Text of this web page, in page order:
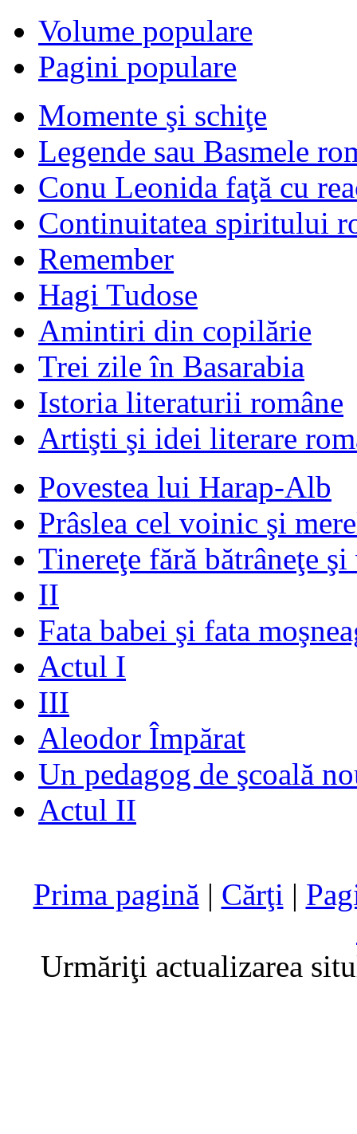
Volume populare
Pagini populare
Momente şi schiţe
Legende sau Basmele
Conu Leonida faţă cu
Continuitatea spiritului
Remember
Hagi Tudose
Amintiri din copilărie
Trei zile în Basarabia
Istoria literaturii române
Artişti şi idei literare
Povestea lui Harap-Alb
Prâslea cel voinic şi
Tinereţe fără bătrâneţe
II
Fata babei şi fata
Actul I
III
Aleodor Împărat
Un pedagog de şcoală
Actul II
Prima pagină | Cărţi |
Urmăriţi actualizarea